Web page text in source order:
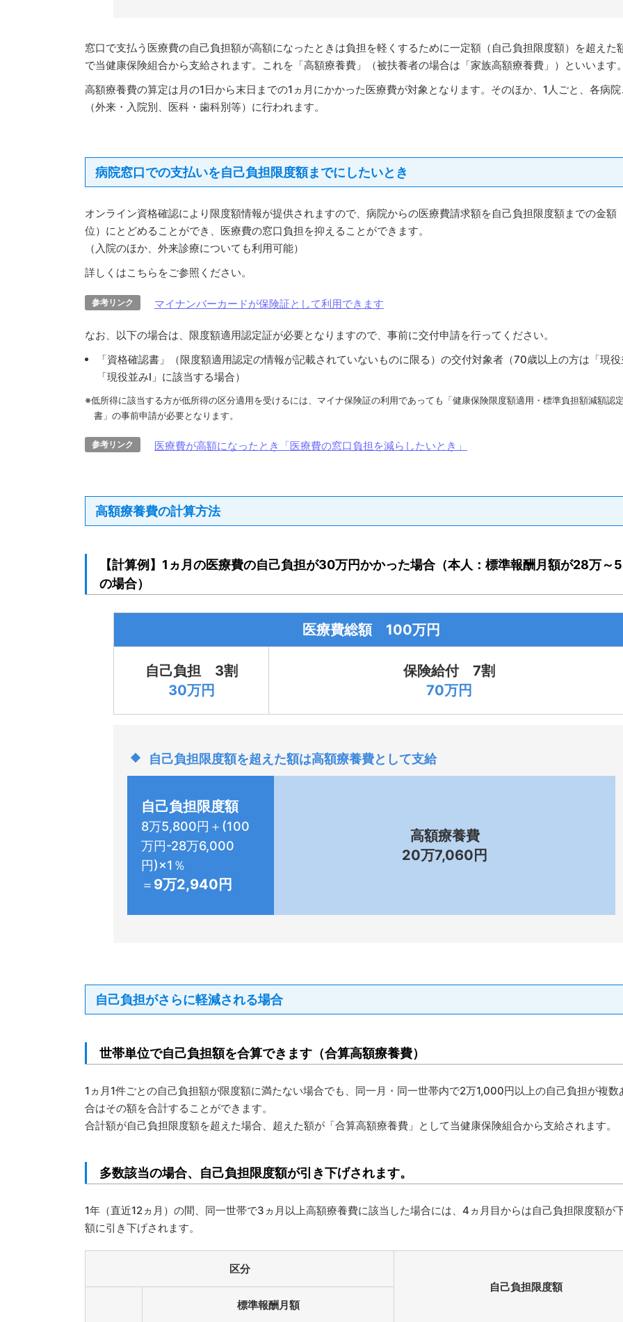
窓口で支払う医療費の自己負担額が高額になったときは負担を軽くするために一定額（自己負担限度額）を超えた
で当健康保険組合から支給されます。これを「高額療養費」（被扶養者の場合は「家族高額療養費」）といいます。
高額療養費の算定は月の1日から末日までの1ヵ月にかかった医療費が対象となります。そのほか、1人ごと、各病院
（外来・入院別、医科・歯科別等）に行われます。
病院窓口での支払いを自己負担限度額までにしたいとき
オンライン資格確認により限度額情報が提供されますので、病院からの医療費請求額を自己負担限度額までの金額
位）にとどめることができ、医療費の窓口負担を抑えることができます。
（入院のほか、外来診療についても利用可能）
詳しくはこちらをご参照ください。
参考リンク マイナンバーカードが保険証として利用できます
なお、以下の場合は、限度額適用認定証が必要となりますので、事前に交付申請を行ってください。
「資格確認書」（限度額適用認定の情報が記載されていないものに限る）の交付対象者（70歳以上の方は「現役
「現役並みⅠ」に該当する場合）
※低所得に該当する方が低所得の区分適用を受けるには、マイナ保険証の利用であっても「健康保険限度額適用・標準負担額減額認
書」の事前申請が必要となります。
参考リンク 医療費が高額になったとき「医療費の窓口負担を減らしたいとき」
高額療養費の計算方法
【計算例】1ヵ月の医療費の自己負担が30万円かかった場合（本人：標準報酬月額が28万～
の場合）
医療費総額 100万円
自己負担 3割
30万円
保険給付 7割
70万円
自己負担限度額を超えた額は高額療養費として支給
自己負担限度額
8万5,800円＋(100
万円-28万6,000
円)×1％
＝ 9万2,940円
高額療養費
20万7,060円
自己負担がさらに軽減される場合
世帯単位で自己負担額を合算できます（合算高額療養費）
1ヵ月1件ごとの自己負担額が限度額に満たない場合でも、同一月・同一世帯内で2万1,000円以上の自己負担が複数
合はその額を合計することができます。
合計額が自己負担限度額を超えた場合、超えた額が「合算高額療養費」として当健康保険組合から支給されます。
多数該当の場合、自己負担限度額が引き下げされます。
1年（直近12ヵ月）の間、同一世帯で3ヵ月以上高額療養費に該当した場合には、4ヵ月目からは自己負担限度額が
額に引き下げされます。
区分
自己負担限度額
標準報酬月額